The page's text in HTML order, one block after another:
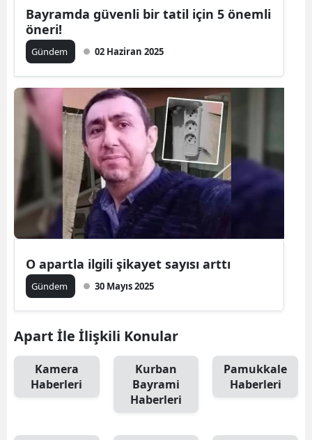
Bayramda güvenli bir tatil için 5 önemli
öneri!
Gündem 02 Haziran 2025
O apartla ilgili şikayet sayısı arttı
Gündem 30 Mayıs 2025
Apart İle İlişkili Konular
Kamera
Haberleri
Kurban
Bayrami
Haberleri
Pamukkale
Haberleri